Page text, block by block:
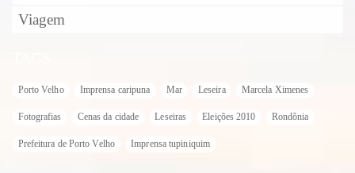
Viagem
Porto Velho Imprensa caripuna Mar Leseira Marcela Ximenes
Fotografias Cenas da cidade Leseiras Eleições 2010 Rondônia
Prefeitura de Porto Velho Imprensa tupiniquim